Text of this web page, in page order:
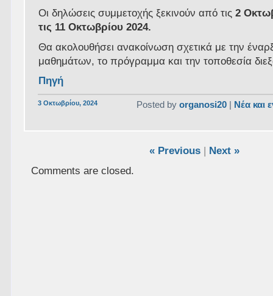
Οι δηλώσεις συμμετοχής ξεκινούν από τις2
τις 11 Οκτωβρίου 2024.
Θα ακολουθήσει ανακοίνωση σχετικά με την
μαθημάτων, το πρόγραμμα και την τοποθεσία
Πηγή
3 Οκτωβρίου, 2024 Posted byorganosi20 | Νέα και
« Previous| Next »
Comments are closed.